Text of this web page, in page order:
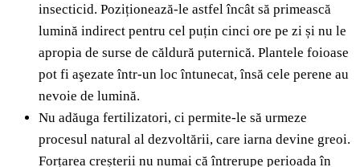
insecticid. Poziționează-le astfel încât să primească
lumină indirect pentru cel puțin cinci ore pe zi și nu le
apropia de surse de căldură puternică. Plantele foioase
pot fi aşezate într-un loc întunecat, însă cele perene au
nevoie de lumină.
Nu adăuga fertilizatori, ci permite-le să urmeze
procesul natural al dezvoltării, care iarna devine greoi.
Forțarea creșterii nu numai că întrerupe perioada în